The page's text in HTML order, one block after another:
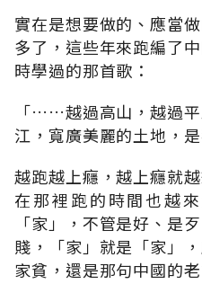
實在是想要做的、應當
多了，這些年來跑編了
時學過的那首歌：
「……越過高山，越過
江，寬廣美麗的土地，
越跑越上癮，越上癮就
在那裡跑的時間也越
「家」，不管是好、是
賤，「家」就是「家」
家貧，還是那句中國的老